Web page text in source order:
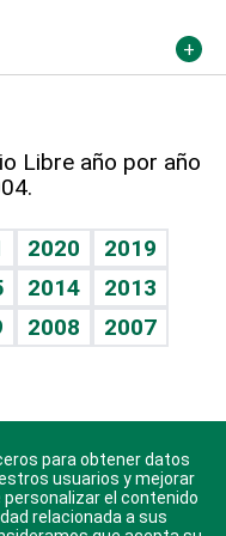
Libre año por año
2020
2019
2014
2013
2008
2007
para Android, iOS y
para obtener datos
usuarios y mejorar
el contenido
relacionada a sus